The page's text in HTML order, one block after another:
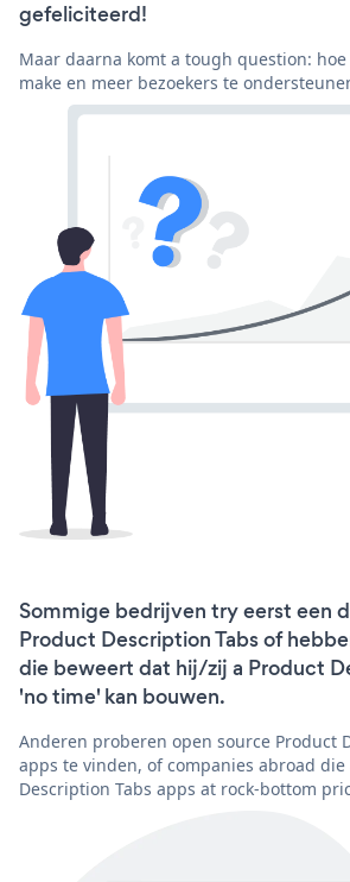
gefeliciteerd!
Maar daarna komt a tough question:
make en meer bezoekers te
Sommige bedrijven try eerst een
Product Description Tabs of
die beweert dat hij/zij a Product
'no time' kan bouwen.
Anderen proberen open source Product
apps te vinden, of companies abroad
Description Tabs apps at rock-bottom